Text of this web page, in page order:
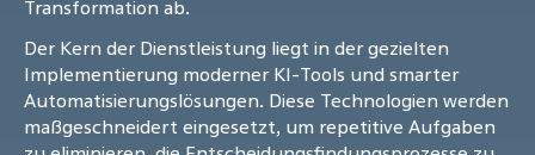
Transformation ab.
Der Kern der Dienstleistung liegt in der gezielten
Implementierung moderner KI-Tools und smarter
Automatisierungslösungen. Diese Technologien werden
maßgeschneidert eingesetzt, um repetitive Aufgaben